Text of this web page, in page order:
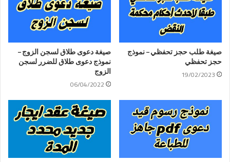
صيغة طلب حجز تحفظي – نموذج
حجز تحفظي
19/02/2023
صيغة دعوى طلاق لسجن الزوج –
نموذج دعوى طلاق للضرر لسجن
الزوج
06/04/2022